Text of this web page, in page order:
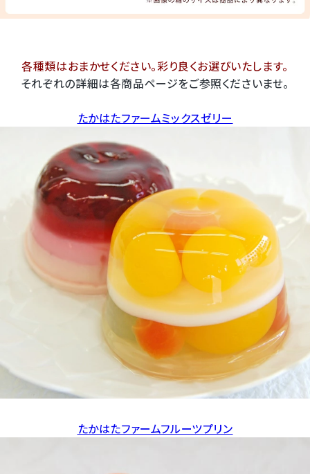
各種類はおまかせください。彩り良くお選びいたします。
それぞれの詳細は各商品ページをご参照くださいませ。
たかはたファームミックスゼリー
たかはたファームフルーツプリン